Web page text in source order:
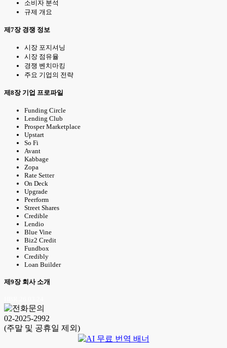
소비자 분석
규제 개요
제7장 경쟁 정보
시장 포지셔닝
시장 점유율
경쟁 벤치마킹
주요 기업의 전략
제8장 기업 프로파일
Funding Circle
Lending Club
Prosper Marketplace
Upstart
So Fi
Avant
Kabbage
Zopa
Rate Setter
On Deck
Upgrade
Peerform
Street Shares
Credible
Lendio
Blue Vine
Biz2 Credit
Fundbox
Credibly
Loan Builder
제9장 회사 소개
02-2025-2992
(주말 및 공휴일 제외)